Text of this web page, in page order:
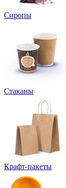
Сиропы
Стаканы
Крафт-пакеты